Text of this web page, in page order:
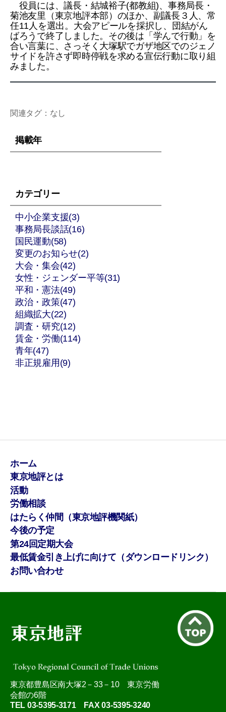
役員には、議長・結城裕子(都教組)、事務局長・
菊池友里（東京地評本部）のほか、副議長３人、常
任11人を選出。大会アピールを採択し、団結がん
ばろうで終了しました。その後は「学んで行動」を
合い言葉に、さっそく大塚駅でガザ地区でのジェノ
サイドを許さず即時停戦を求める宣伝行動に取り組
みました。
関連タグ：なし
掲載年
カテゴリー
中小企業支援(3)
事務局長談話(16)
国民運動(58)
変更のお知らせ(2)
大会・集会(42)
女性・ジェンダー平等(31)
平和・憲法(49)
政治・政策(47)
組織拡大(22)
調査・研究(12)
賃金・労働(114)
青年(47)
非正規雇用(9)
ホーム
東京地評とは
活動
労働相談
はたらく仲間（東京地評機関紙）
今後の予定
第24回定期大会
最低賃金引き上げに向けて（ダウンロードリンク）
お問い合わせ
東京都豊島区南大塚2－33－10 東京労働
会館の6階
TEL 03-5395-3171 FAX 03-5395-3240